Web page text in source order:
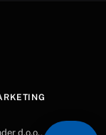
d.o.o. .